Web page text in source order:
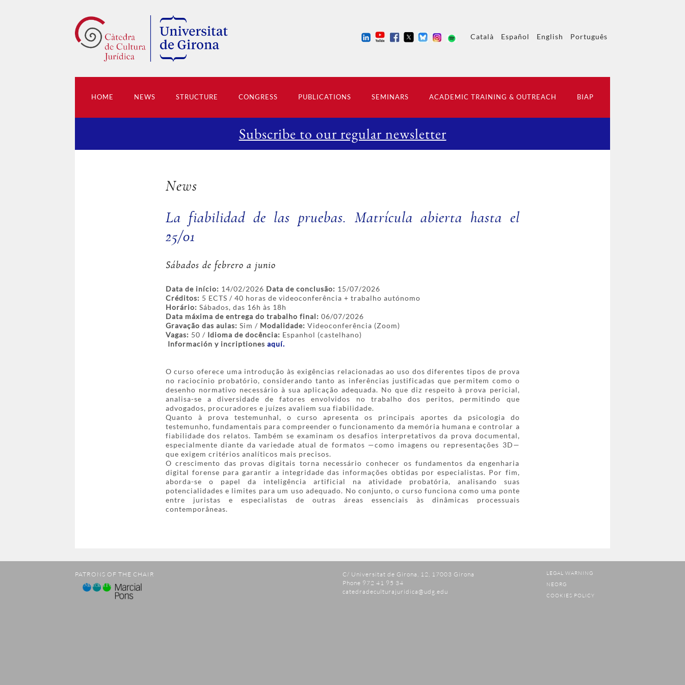
Català Español English Português
HOME NEWS STRUCTURE CONGRESS PUBLICATIONS SEMINARS ACADEMIC TRAINING & OUTREACH BIAP
Subscribe to our regular newsletter
News
La fiabilidad de las pruebas. Matrícula abierta hasta el
25/01
Sábados de febrero a junio
Data de início: 14/02/2026 Data de conclusão: 15/07/2026
Créditos: 5 ECTS / 40 horas de videoconferência + trabalho autónomo
Horário: Sábados, das 16h às 18h
Data máxima de entrega do trabalho final: 06/07/2026
Gravação das aulas: Sim / Modalidade: Videoconferência (Zoom)
Vagas: 50 / Idioma de docência: Espanhol (castelhano)
Información y incriptiones aquí.
O curso oferece uma introdução às exigências relacionadas ao uso dos diferentes tipos de prova
no raciocínio probatório, considerando tanto as inferências justificadas que permitem como o
desenho normativo necessário à sua aplicação adequada. No que diz respeito à prova pericial,
analisa-se a diversidade de fatores envolvidos no trabalho dos peritos, permitindo que
advogados, procuradores e juízes avaliem sua fiabilidade.
Quanto à prova testemunhal, o curso apresenta os principais aportes da psicologia do
testemunho, fundamentais para compreender o funcionamento da memória humana e controlar a
fiabilidade dos relatos. Também se examinam os desafios interpretativos da prova documental,
especialmente diante da variedade atual de formatos —como imagens ou representações 3D—
que exigem critérios analíticos mais precisos.
O crescimento das provas digitais torna necessário conhecer os fundamentos da engenharia
digital forense para garantir a integridade das informações obtidas por especialistas. Por fim,
aborda-se o papel da inteligência artificial na atividade probatória, analisando suas
potencialidades e limites para um uso adequado. No conjunto, o curso funciona como uma ponte
entre juristas e especialistas de outras áreas essenciais às dinâmicas processuais
contemporâneas.
PATRONS OF THE CHAIR
C/ Universitat de Girona, 12, 17003 Girona
Phone 972 41 95 34
catedradeculturajuridica@udg.edu
LEGAL WARNING
NEORG
COOKIES POLICY